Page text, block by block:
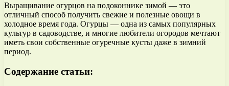
Выращивание огурцов на подоконнике зимой — это
отличный способ получить свежие и полезные овощи в
холодное время года. Огурцы — одна из самых популярных
культур в садоводстве, и многие любители огородов мечтают
иметь свои собственные огуречные кусты даже в зимний
период.
Содержание статьи: